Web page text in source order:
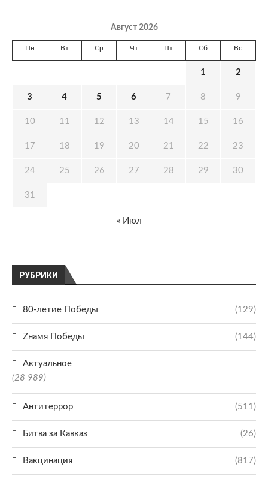
РУБРИКИ
80-летие Победы (129)
Zнамя Победы (144)
Актуальное
(28 989)
Антитеррор (511)
Битва за Кавказ (26)
Вакцинация (817)
Август 2026
Пн Вт Ср Чт Пт Сб Вс
1 2
3 4 5 6 7 8 9
10 11 12 13 14 15 16
17 18 19 20 21 22 23
24 25 26 27 28 29 30
31
« Июл